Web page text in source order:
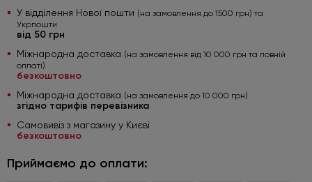
У відділення Нової пошти (на замовлення до 1500 грн) та
Укрпошти
від 50 грн
Міжнародна доставка (на замовлення від 10 000 грн та повній
оплаті)
безкоштовно
Міжнародна доставка (на замовлення до 10 000 грн)
згідно тарифів перевізника
Самовивіз з магазину у Києві
безкоштовно
Приймаємо до оплати: